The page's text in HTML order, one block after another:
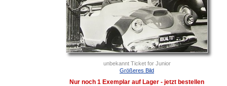
unbekannt Ticket for Junior
Größeres Bild
Nur noch 1 Exemplar auf Lager - jetzt bestellen